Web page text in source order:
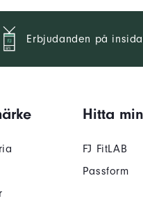
Erbjudanden på
Hitta
FJ FitLAB
Passform